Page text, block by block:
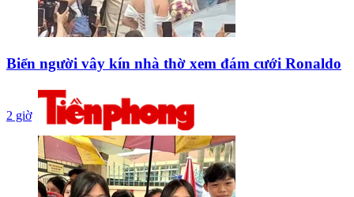
Biển người vây kín nhà thờ xem đám cưới Ronaldo
2 giờ